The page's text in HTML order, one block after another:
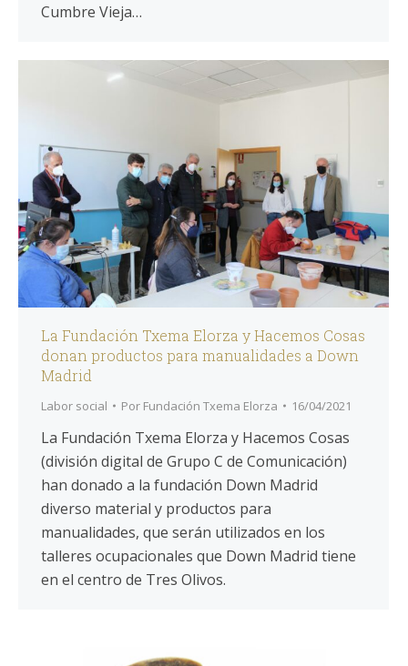
Cumbre Vieja…
La Fundación Txema Elorza y Hacemos Cosas
donan productos para manualidades a Down
Madrid
Labor social Por Fundación Txema Elorza 16/04/2021
La Fundación Txema Elorza y Hacemos Cosas
(división digital de Grupo C de Comunicación)
han donado a la fundación Down Madrid
diverso material y productos para
manualidades, que serán utilizados en los
talleres ocupacionales que Down Madrid tiene
en el centro de Tres Olivos.